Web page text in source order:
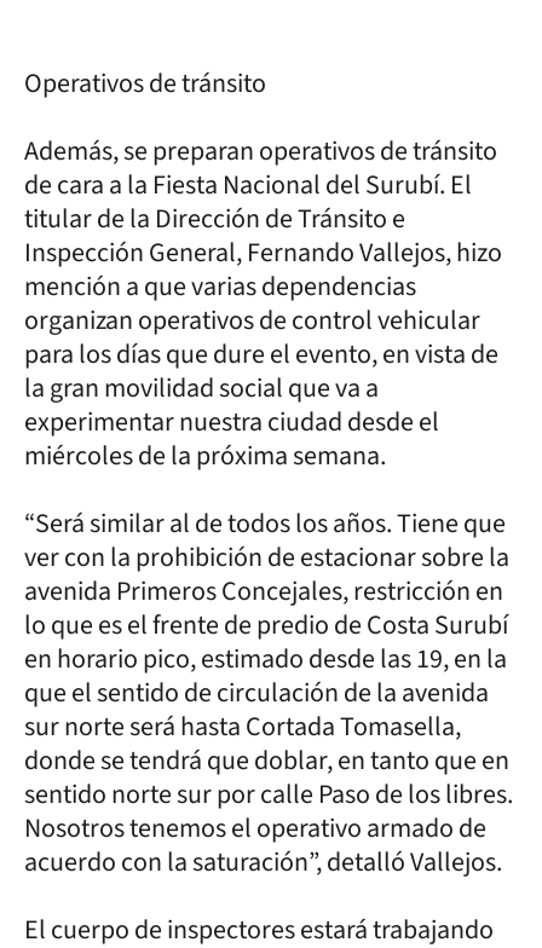
Operativos de tránsito
Además, se preparan operativos de tránsito
de cara a la Fiesta Nacional del Surubí. El
titular de la Dirección de Tránsito e
Inspección General, Fernando Vallejos, hizo
mención a que varias dependencias
organizan operativos de control vehicular
para los días que dure el evento, en vista de
la gran movilidad social que va a
experimentar nuestra ciudad desde el
miércoles de la próxima semana.
“Será similar al de todos los años. Tiene que
ver con la prohibición de estacionar sobre la
avenida Primeros Concejales, restricción en
lo que es el frente de predio de Costa Surubí
en horario pico, estimado desde las 19, en la
que el sentido de circulación de la avenida
sur norte será hasta Cortada Tomasella,
donde se tendrá que doblar, en tanto que en
sentido norte sur por calle Paso de los libres.
Nosotros tenemos el operativo armado de
acuerdo con la saturación”, detalló Vallejos.
El cuerpo de inspectores estará trabajando